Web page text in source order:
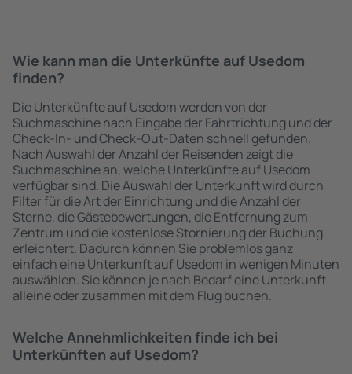
Wie kann man die Unterkünfte auf Usedom
finden?
Die Unterkünfte auf Usedom werden von der
Suchmaschine nach Eingabe der Fahrtrichtung und der
Check-In- und Check-Out-Daten schnell gefunden.
Nach Auswahl der Anzahl der Reisenden zeigt die
Suchmaschine an, welche Unterkünfte auf Usedom
verfügbar sind. Die Auswahl der Unterkunft wird durch
Filter für die Art der Einrichtung und die Anzahl der
Sterne, die Gästebewertungen, die Entfernung zum
Zentrum und die kostenlose Stornierung der Buchung
erleichtert. Dadurch können Sie problemlos ganz
einfach eine Unterkunft auf Usedom in wenigen Minuten
auswählen. Sie können je nach Bedarf eine Unterkunft
alleine oder zusammen mit dem Flug buchen.
Welche Annehmlichkeiten finde ich bei
Unterkünften auf Usedom?